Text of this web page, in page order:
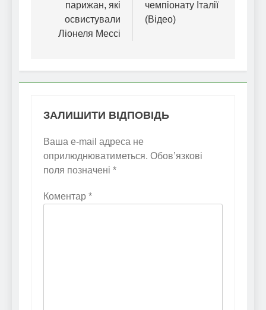
парижан, які
освистували
Ліонеля Мессі
чемпіонату Італії
(Відео)
ЗАЛИШИТИ ВІДПОВІДЬ
Ваша e-mail адреса не
оприлюднюватиметься. Обов’язкові
поля позначені *
Коментар *